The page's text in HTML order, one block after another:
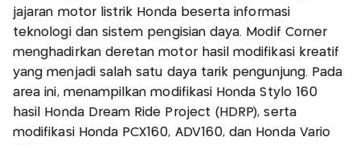
jajaran motor listrik Honda beserta informasi
teknologi dan sistem pengisian daya. Modif Corner
menghadirkan deretan motor hasil modifikasi kreatif
yang menjadi salah satu daya tarik pengunjung. Pada
area ini, menampilkan modifikasi Honda Stylo 160
hasil Honda Dream Ride Project (HDRP), serta
modifikasi Honda PCX160, ADV160, dan Honda Vario